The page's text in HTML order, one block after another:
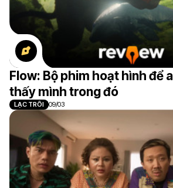
Flow: Bộ phim hoạt hình để
thấy mình trong đó
LẠC TRÔI 09/03